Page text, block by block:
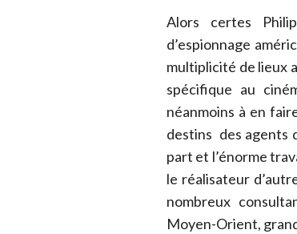
Alors certes
d’espionnage
multiplicité de lieux
spécifique au
néanmoins à en
destins des agents
part et l’énorme
le réalisateur
nombreux
Moyen-Orient,